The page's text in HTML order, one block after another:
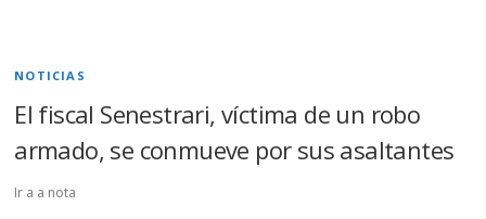
NOTICIAS
El fiscal Senestrari, víctima de un robo
armado, se conmueve por sus asaltantes
Ir a a nota